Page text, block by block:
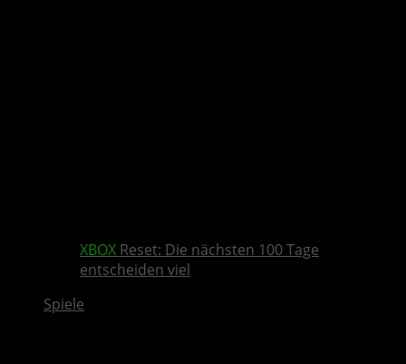
XBOX Reset: Die nächsten 100 Tage
entscheiden viel
Spiele